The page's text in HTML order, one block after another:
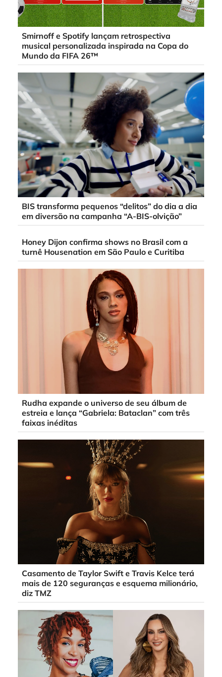
Smirnoff e Spotify lançam retrospectiva
musical personalizada inspirada na Copa do
Mundo da FIFA 26™
BIS transforma pequenos “delitos” do dia a dia
em diversão na campanha “A-BIS-olvição”
Honey Dijon confirma shows no Brasil com a
turnê Housenation em São Paulo e Curitiba
Rudha expande o universo de seu álbum de
estreia e lança “Gabriela: Bataclan” com três
faixas inéditas
Casamento de Taylor Swift e Travis Kelce terá
mais de 120 seguranças e esquema milionário,
diz TMZ